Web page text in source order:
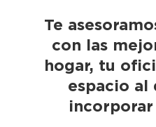
Te
con las
hogar, tu
espacio al
incorporar